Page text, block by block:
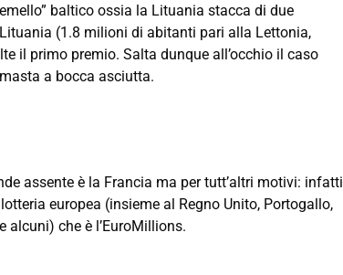
baltico ossia la Lituania stacca di due
(1.8 milioni di abitanti pari alla Lettonia,
il primo premio. Salta dunque all’occhio il caso
a bocca asciutta.
assente è la Francia ma per tutt’altri motivi: infatti
europea (insieme al Regno Unito, Portogallo,
alcuni) che è l’EuroMillions.